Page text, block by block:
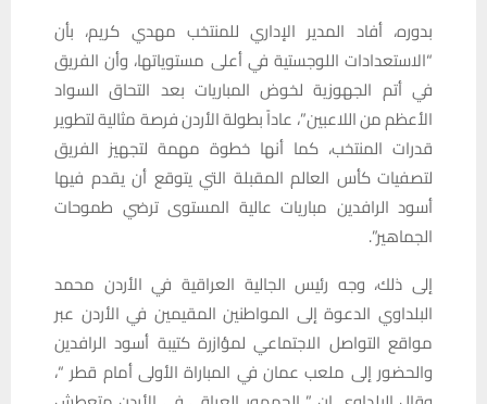
بدوره، أفاد المدير الإداري للمنتخب مهدي كريم، بأن
“الاستعدادات اللوجستية في أعلى مستوياتها، وأن الفريق
في أتم الجهوزية لخوض المباريات بعد التحاق السواد
الأعظم من اللاعبين”، عاداً بطولة الأردن فرصة مثالية لتطوير
قدرات المنتخب، كما أنها خطوة مهمة لتجهيز الفريق
لتصفيات كأس العالم المقبلة التي يتوقع أن يقدم فيها
أسود الرافدين مباريات عالية المستوى ترضي طموحات
الجماهير”.
إلى ذلك، وجه رئيس الجالية العراقية في الأردن محمد
البلداوي الدعوة إلى المواطنين المقيمين في الأردن عبر
مواقع التواصل الاجتماعي لمؤازرة كتيبة أسود الرافدين
والحضور إلى ملعب عمان في المباراة الأولى أمام قطر “،